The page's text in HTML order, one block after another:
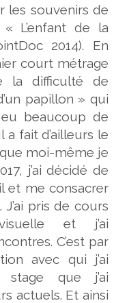
les souvenirs de
L’enfant de la
2014). En
court métrage
la difficulté de
papillon » qui
beaucoup de
a fait d’ailleurs le
moi-même je
j’ai décidé de
et me consacrer
pris de cours
et j’ai
C’est par
avec qui j’ai
stage que j’ai
actuels. Et ainsi